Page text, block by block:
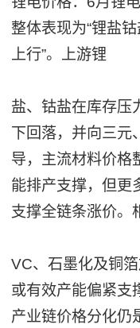
整体表现为“锂盐
上行”。上游锂
盐、钴盐在库存压
下回落，并向三元
导，主流材料价格
能排产支撑，但更
支撑全链条涨价。
VC、石墨化及铜
或有效产能偏紧支
产业链价格分化仍